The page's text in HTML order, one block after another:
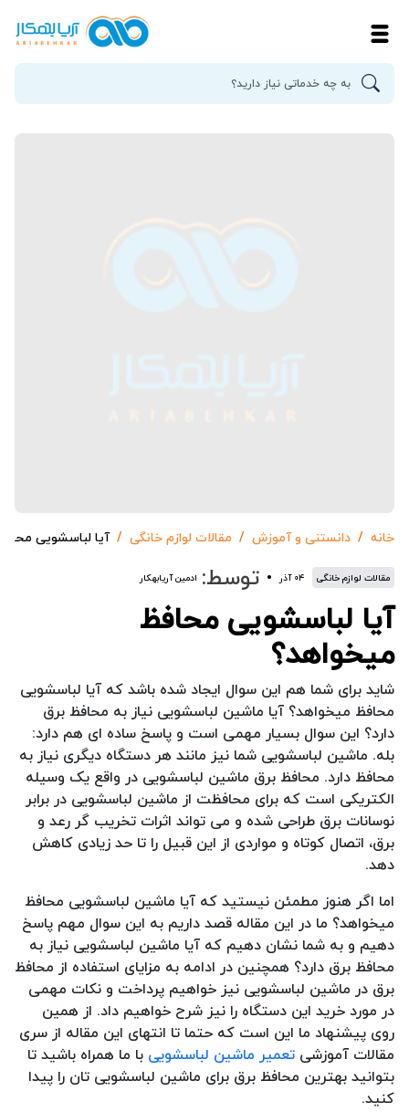
خانه دانستنی و آموزش مقالات لوازم خانگی آیا لباسشویی
مقالات لوازم خانگی ۰۴ آذر توسط: ادمین آریابهکار
آیا لباسشویی محافظ
میخواهد؟
شاید برای شما هم این سوال ایجاد شده باشد که آیا لباسشویی
محافظ میخواهد؟ آیا ماشین لباسشویی نیاز به محافظ برق
دارد؟ این سوال بسیار مهمی است و پاسخ ساده ای هم دارد:
بله. ماشین لباسشویی شما نیز مانند هر دستگاه دیگری نیاز به
محافظ دارد. محافظ برق ماشین لباسشویی در واقع یک وسیله
الکتریکی است که برای محافظت از ماشین لباسشویی در برابر
نوسانات برق طراحی شده و می تواند اثرات تخریب گر رعد و
برق، اتصال کوتاه و مواردی از این قبیل را تا حد زیادی کاهش
دهد.
اما اگر هنوز مطمئن نیستید که آیا ماشین لباسشویی محافظ
میخواهد؟ ما در این مقاله قصد داریم به این سوال مهم پاسخ
دهیم و به شما نشان دهیم که آیا ماشین لباسشویی نیاز به
محافظ برق دارد؟ همچنین در ادامه به مزایای استفاده از محافظ
برق در ماشین لباسشویی نیز خواهیم پرداخت و نکات مهمی
در مورد خرید این دستگاه را نیز شرح خواهیم داد. از همین
روی پیشنهاد ما این است که حتما تا انتهای این مقاله از سری
مقالات آموزشی تعمیر ماشین لباسشویی با ما همراه باشید تا
بتوانید بهترین محافظ برق برای ماشین لباسشویی تان را پیدا
کنید.